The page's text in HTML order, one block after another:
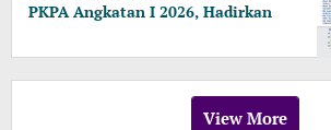
PKPA Angkatan I 2026, Hadirkan
hingga KPK
View More